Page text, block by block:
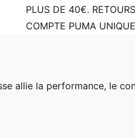
PLUS DE 40€.
COMPTE PUMA
allie la performance, le